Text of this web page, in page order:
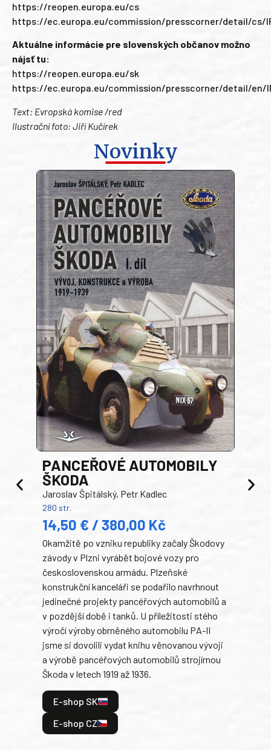
https://reopen.europa.eu/cs
https://ec.europa.eu/commission/presscorner/detail/cs/
Aktuálne informácie pre slovenských občanov možno
nájsť tu:
https://reopen.europa.eu/sk
https://ec.europa.eu/commission/presscorner/detail/en/
Text: Evropská komise /red
Ilustrační foto: Jiří Kučírek
Novinky
PANCEŘOVÉ AUTOMOBILY
ŠKODA
Jaroslav Špitálský, Petr Kadlec
280 str.
14,50 € / 380,00 Kč
Okamžitě po vzniku republiky začaly Škodovy
závody v Plzni vyrábět bojové vozy pro
československou armádu. Plzeňské
konstrukční kanceláři se podařilo navrhnout
jedinečné projekty pancéřových automobilů a
v pozdější době i tanků. U příležitosti stého
výročí výroby obrněného automobilu PA-II
jsme si dovolili vydat knihu věnovanou vývoji
a výrobě pancéřových automobilů strojírnou
Škoda v letech 1919 až 1936.
E-shop SK
E-shop CZ